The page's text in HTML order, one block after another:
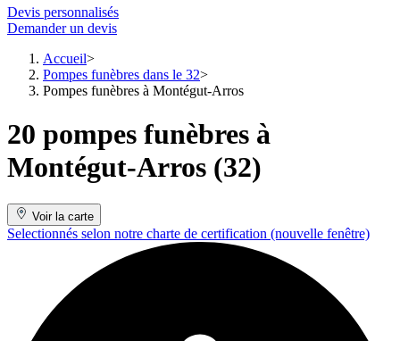
Devis personnalisés
Demander un devis
Accueil
Pompes funèbres dans le 32
Pompes funèbres à Montégut-Arros
20 pompes funèbres à
Montégut-Arros (32)
Voir la carte
Selectionnés selon notre charte de certification (nouvelle fenêtre)